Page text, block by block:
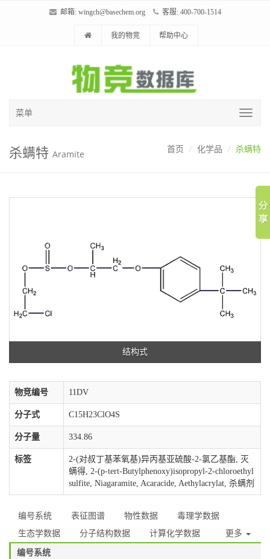
邮箱: wingch@basechem.org 客服: 400-700-1514
我的物竞 帮助中心
菜单
杀螨特 Aramite 首页 化学品 杀螨特
结构式
物竞编号 11DV
分子式 C15H23ClO4S
分子量 334.86
标签
2-(对叔丁基苯氧基)异丙基亚硫酸-2-氯乙基酯, 灭
螨得, 2-(p-tert-Butylphenoxy)isopropyl-2-chloroethyl
sulfite, Niagaramite, Acaracide, Aethylacrylat, 杀螨剂
编号系统 表征图谱 物性数据
毒理学数据
生态学数据
分子结构数据 计算化学数据 更多
编号系统